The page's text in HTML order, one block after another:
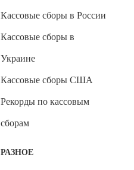
Кассовые сборы в России
Кассовые сборы в
Украине
Кассовые сборы США
Рекорды по кассовым
сборам
РАЗНОЕ